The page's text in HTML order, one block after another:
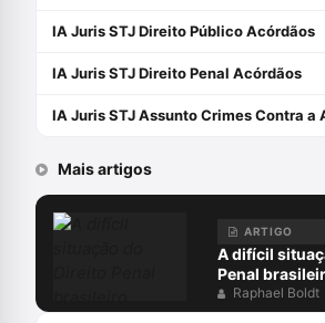
da ESD, Professor da Pós-
de 16(dezesseis) obras
IA Juris STJ Direito Público Acórdãos
IA Juris STJ Direito Penal Acórdãos
Mais artigos
ARTIGO
A difícil
Penal
Raphael Boldt